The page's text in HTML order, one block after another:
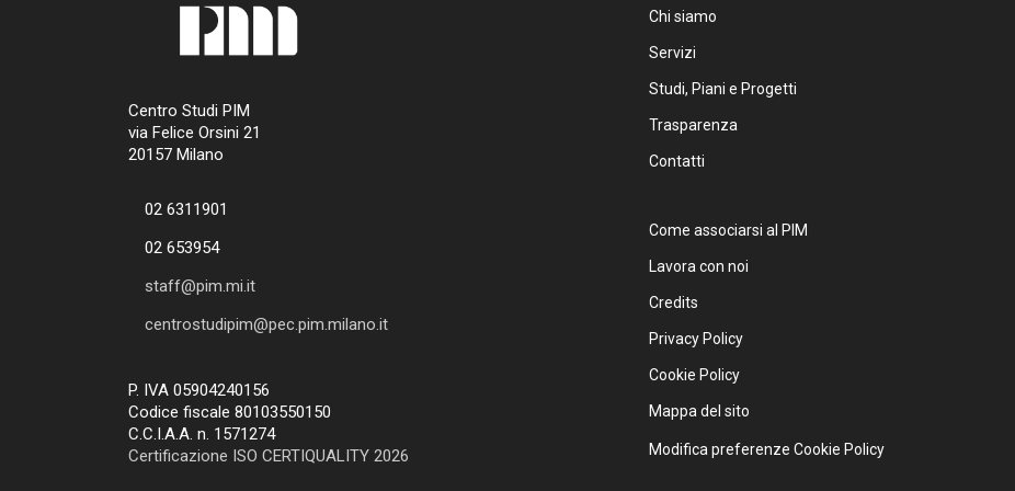
Centro Studi PIM
via Felice Orsini 21
20157 Milano
02 6311901
02 653954
staff@pim.mi.it
centrostudipim@pec.pim.milano.it
P. IVA 05904240156
Codice fiscale 80103550150
C.C.I.A.A. n. 1571274
Certificazione ISO CERTIQUALITY 2026
Chi siamo
Servizi
Studi, Piani e Progetti
Trasparenza
Contatti
Come associarsi al PIM
Lavora con noi
Credits
Privacy Policy
Cookie Policy
Mappa del sito
Modifica preferenze Cookie Policy